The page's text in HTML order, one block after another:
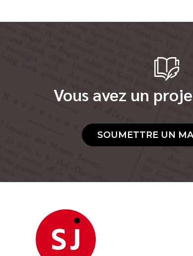
Vous avez un
SOUMETTRE UN